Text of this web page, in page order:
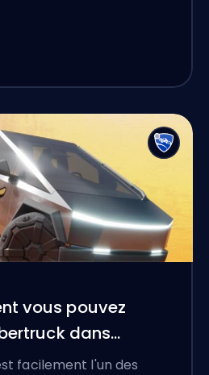
vous pouvez
dans
facilement l'un des